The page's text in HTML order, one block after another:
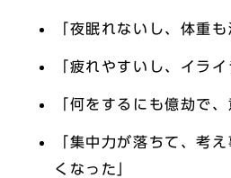
「夜眠れないし、体重
「疲れやすいし、イライ
「何をするにも億劫で
「集中力が落ちて、考
くなった」